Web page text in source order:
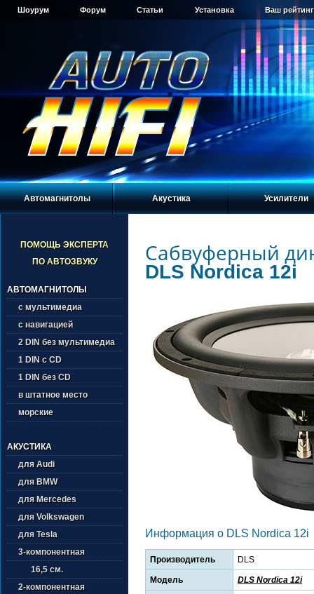
Шоурум Форум Статьи Установка Ваш
Автомагнитолы Акустика Усилители
ПОМОЩЬ ЭКСПЕРТА
ПО АВТОЗВУКУ
АВТОМАГНИТОЛЫ
с мультимедиа
с навигацией
2 DIN без мультимедиа
1 DIN с CD
1 DIN без CD
в штатное место
морские
АКУСТИКА
для Audi
для BMW
для Mercedes
для Volkswagen
для Tesla
3-компонентная
16,5 см.
2-компонентная
Сабвуферный
DLS Nordica 12i
Информация о DLS Nordica 12i
Производитель DLS
Модель DLS Nordica 12i